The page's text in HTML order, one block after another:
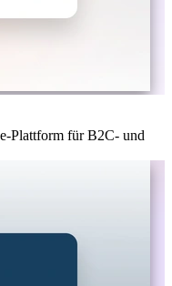
Plattform für B2C- und